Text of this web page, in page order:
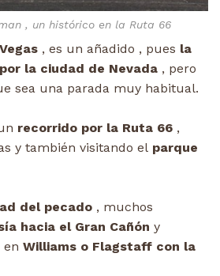
, un histórico en la Ruta 66
, es un añadido , pues la
la ciudad de Nevada , pero
sea una parada muy habitual.
recorrido por la Ruta 66 ,
y también visitando el parque
del pecado , muchos
hacia el Gran Cañón y
en Williams o Flagstaff con la